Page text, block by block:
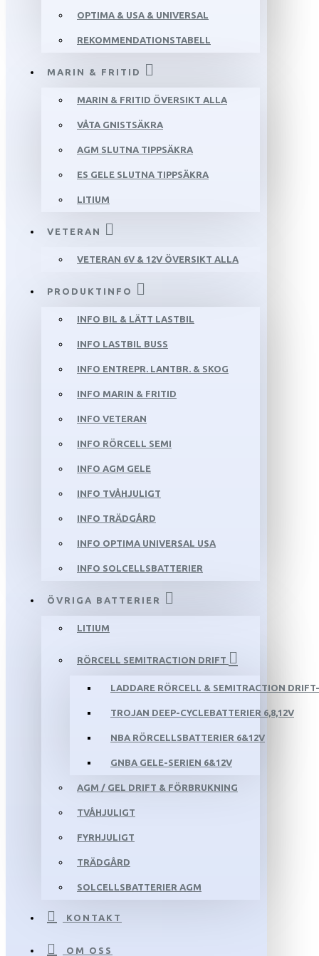
OPTIMA & USA & UNIVERSAL
REKOMMENDATIONSTABELL
MARIN & FRITID
MARIN & FRITID ÖVERSIKT ALLA
VÅTA GNISTSÄKRA
AGM SLUTNA TIPPSÄKRA
ES GELE SLUTNA TIPPSÄKRA
LITIUM
VETERAN
VETERAN 6V & 12V ÖVERSIKT ALLA
PRODUKTINFO
INFO BIL & LÄTT LASTBIL
INFO LASTBIL BUSS
INFO ENTREPR. LANTBR. & SKOG
INFO MARIN & FRITID
INFO VETERAN
INFO RÖRCELL SEMI
INFO AGM GELE
INFO TVÅHJULIGT
INFO TRÄDGÅRD
INFO OPTIMA UNIVERSAL USA
INFO SOLCELLSBATTERIER
ÖVRIGA BATTERIER
LITIUM
RÖRCELL SEMITRACTION DRIFT
LADDARE RÖRCELL & SEMITRACTION
TROJAN DEEP-CYCLEBATTERIER 6,8,12V
NBA RÖRCELLSBATTERIER 6&12V
GNBA GELE-SERIEN 6&12V
AGM / GEL DRIFT & FÖRBRUKNING
TVÅHJULIGT
FYRHJULIGT
TRÄDGÅRD
SOLCELLSBATTERIER AGM
KONTAKT
OM OSS